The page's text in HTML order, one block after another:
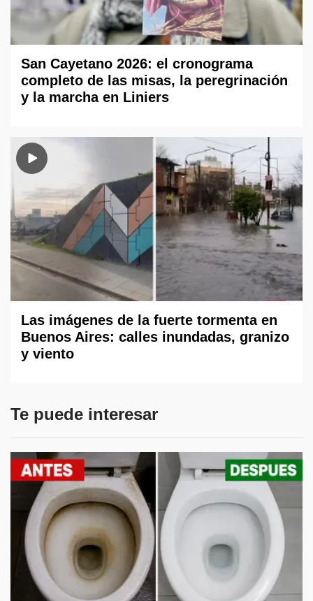
San Cayetano 2026: el cronograma
completo de las misas, la peregrinación
y la marcha en Liniers
Las imágenes de la fuerte tormenta en
Buenos Aires: calles inundadas, granizo
y viento
Te puede interesar